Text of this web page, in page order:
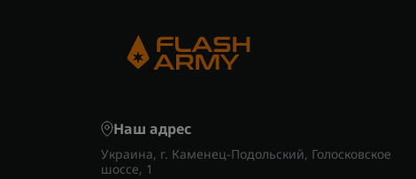
Наш адрес
Украина, г. Каменец-Подольский, Голосковское
шоссе, 1